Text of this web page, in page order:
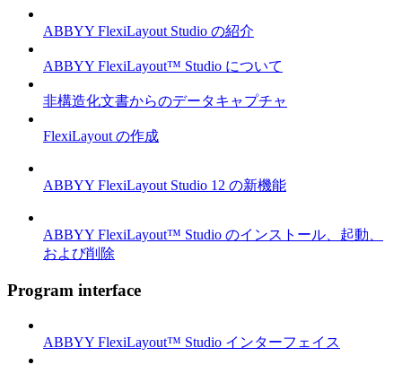
ABBYY FlexiLayout Studio の紹介
ABBYY FlexiLayout™ Studio について
非構造化文書からのデータキャプチャ
FlexiLayout の作成
ABBYY FlexiLayout Studio 12 の新機能
ABBYY FlexiLayout™ Studio のインストール、起動、
および削除
Program interface
ABBYY FlexiLayout™ Studio インターフェイス